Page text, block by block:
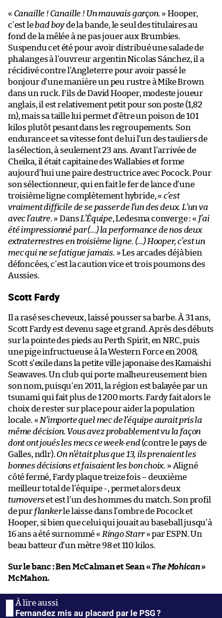
« Canaille ! Canaille ! Un mauvais garçon. » Hooper,
c’est lebad boyde la bande, le seul des titulaires au
fond de la mêlée à ne pas jouer aux Brumbies.
Suspendu cet été pour avoir distribué une salade de
phalanges à l’ouvreur argentin Nicolas Sánchez, il a
récidivé contre l’Angleterre pour avoir passé le
bonjour d’une manière un peu rustre à Mike Brown
dans un ruck. Fils de David Hooper, modeste joueur
anglais, il est relativement petit pour son poste (1,82
m), mais sa taille lui permet d’être un poison de 101
kilos plutôt pesant dans les regroupements. Son
endurance et sa vitesse font de lui l’un des tauliers de
la sélection, à seulement 23 ans. Avant l’arrivée de
Cheika, il était capitaine des Wallabies et forme
aujourd’hui une paire destructrice avec Pocock. Pour
son sélectionneur, qui en fait le fer de lance d’une
troisième ligne complètement hybride, « c’est
vraiment difficile de se passer de l’un des deux. L’un va
avec l’autre. » DansL’Équipe, Ledesma converge : « J’ai
été impressionné par (…) la performance de nos deux
extraterrestres en troisième ligne. (…) Hooper, c’est un
mec qui ne se fatigue jamais. » Les arcades déjà bien
défoncées, c’est la caution vice et trois poumons des
Aussies.
Scott Fardy
Il a rasé ses cheveux, laissé pousser sa barbe. À 31 ans,
Scott Fardy est devenu sage et grand. Après des débuts
sur la pointe des pieds au Perth Spirit, en NRC, puis
une pige infructueuse à la Western Force en 2008,
Scott s’exile dans la petite ville japonaise des Kamaishi
Seawaves. Un club qui porte malheureusement bien
son nom, puisqu’en 2011, la région est balayée par un
tsunami qui fait plus de 1 200 morts. Fardy fait alors le
choix de rester sur place pour aider la population
locale. « N’importe quel mec de l’équipe aurait pris la
même décision. Vous avez probablement vu la façon
dont ont joués les mecs ce week-end(contre le pays de
Galles, ndlr). On n’était plus que 13, ils prenaient les
bonnes décisions et faisaient les bon choix. » Aligné
côté fermé, Fardy plaque treize fois – deuxième
meilleur total de l’équipe -, permet alors deux
turnoverset est l’un des hommes du match. Son profil
de pur flankerle laisse dans l’ombre de Pocock et
Hooper, si bien que celui qui jouait au baseball jusqu’à
16 ans a été surnommé « Ringo Starr» par ESPN. Un
beau batteur d’un mètre 98 et 110 kilos.
Sur le banc : Ben McCalman et Sean «The Mohican»
McMahon.
Fernandez mis au placard par le PSG ?